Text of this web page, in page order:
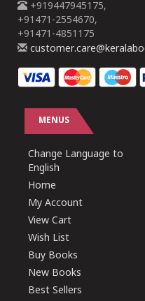
+919447945175,
+91471-2554670,
+91471-4851175
MENUS
Change Language to
English
Home
My Account
View Cart
Wish List
Buy Books
New Books
Best Sellers